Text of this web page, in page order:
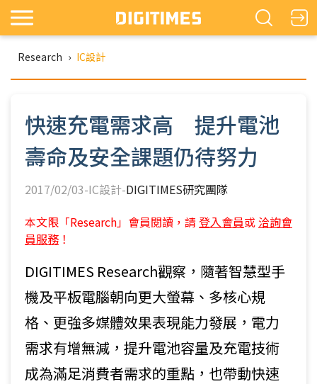
Research › IC設計
快速充電需求高 提升電池
壽命及安全課題仍待努力
2017/02/03-IC設計-DIGITIMES研究團隊
本文限「Research」會員閱讀，請 登入會員或 洽詢會
員服務 ！
DIGITIMES Research觀察，隨著智慧型手
機及平板電腦朝向更大螢幕、多核心規
格、更強多媒體效果表現能力發展，電力
需求有增無減，提升電池容量及充電技術
成為滿足消費者需求的重點，也帶動快速